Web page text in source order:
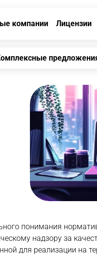
компании Лицензии
понимания
надзору за
для реализации на